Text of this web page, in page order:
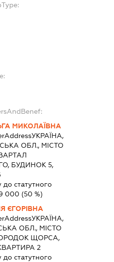
МИКОЛАЇВНА
УКРАЇНА,
ОБЛ., МІСТО
БУДИНОК 5,
до статутного
000 (50 %)
ЄГОРІВНА
УКРАЇНА,
ОБЛ., МІСТО
ЩОРСА,
2
до статутного